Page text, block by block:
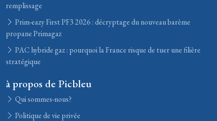
remplissage
Prim-eazy First PF3 2026 : décryptage du nouveau barème
propane Primagaz
PAC hybride gaz : pourquoi la France risque de tuer une filière
stratégique
à propos de Picbleu
Qui sommes-nous?
Politique de vie privée